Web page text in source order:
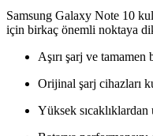
Samsung Galaxy Note 10
için birkaç önemli noktaya
Aşırı şarj ve tamamen
Orijinal şarj cihazları
Yüksek sıcaklıklardan